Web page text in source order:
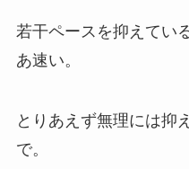
若干ペースを抑えてい
あ速い。
とりあえず無理には抑
で。